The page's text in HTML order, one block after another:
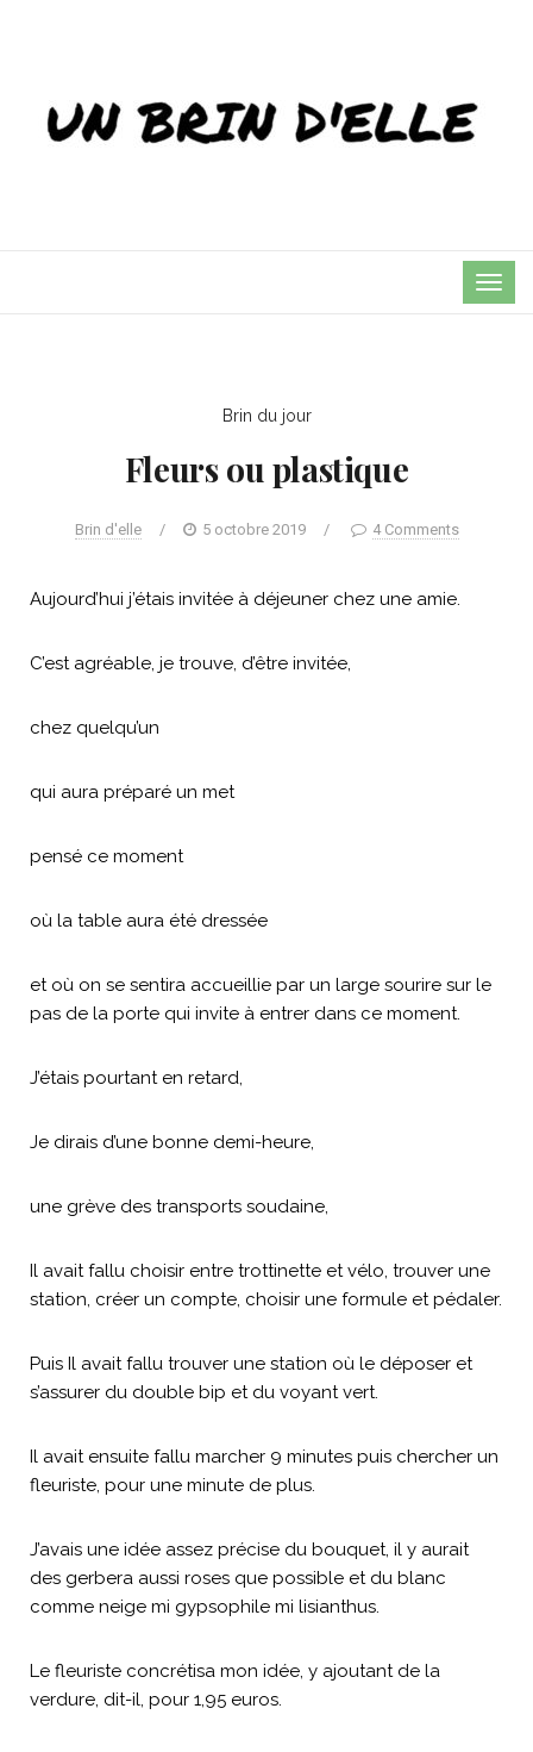
Brin du jour
Fleurs ou plastique
Brin d'elle / 5 octobre 2019 / 4 Comments
Aujourd’hui j’étais invitée à déjeuner chez une amie.
C’est agréable, je trouve, d’être invitée,
chez quelqu’un
qui aura préparé un met
pensé ce moment
où la table aura été dressée
et où on se sentira accueillie par un large sourire sur le
pas de la porte qui invite à entrer dans ce moment.
J’étais pourtant en retard,
Je dirais d’une bonne demi-heure,
une grève des transports soudaine,
Il avait fallu choisir entre trottinette et vélo, trouver une
station, créer un compte, choisir une formule et pédaler.
Puis Il avait fallu trouver une station où le déposer et
s’assurer du double bip et du voyant vert.
Il avait ensuite fallu marcher 9 minutes puis chercher un
fleuriste, pour une minute de plus.
J’avais une idée assez précise du bouquet, il y aurait
des gerbera aussi roses que possible et du blanc
comme neige mi gypsophile mi lisianthus.
Le fleuriste concrétisa mon idée, y ajoutant de la
verdure, dit-il, pour 1,95 euros.